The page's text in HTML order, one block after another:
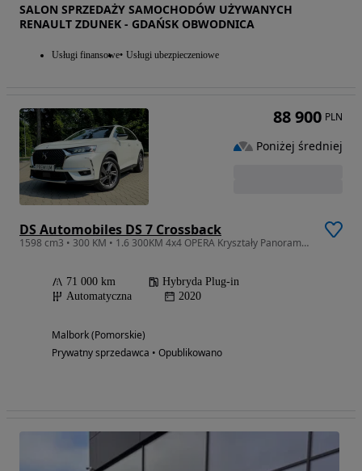
SALON SPRZEDAŻY SAMOCHODÓW UŻYWANYCH
RENAULT ZDUNEK - GDAŃSK OBWODNICA
Usługi finansowe Usługi ubezpieczeniowe
DS Automobiles DS 7 Crossback
1598 cm3 • 300 KM • 1.6 300KM 4x4 OPERA Kryształy Panorama Bezwypadkowy 2 klucze
71 000 km
Hybryda Plug-in
Automatyczna
2020
Malbork (Pomorskie)
Prywatny sprzedawca • Opublikowano
88 900 PLN
Poniżej średniej